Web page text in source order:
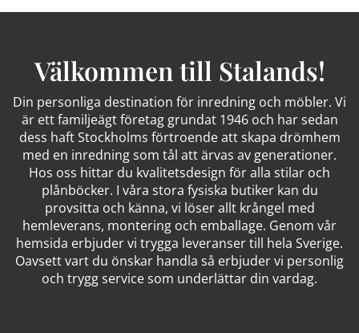
Välkommen till Stalands!
Din personliga destination för inredning och möbler. Vi
är ett familjeägt företag grundat 1946 och har sedan
dess haft Stockholms förtroende att skapa drömhem
med en inredning som tål att ärvas av generationer.
Hos oss hittar du kvalitetsdesign för alla stilar och
plånböcker. I våra stora fysiska butiker kan du
provsitta och känna, vi löser allt krångel med
hemleverans, montering och emballage. Genom vår
hemsida erbjuder vi trygga leveranser till hela Sverige.
Oavsett vart du önskar handla så erbjuder vi personlig
och trygg service som underlättar din vardag.